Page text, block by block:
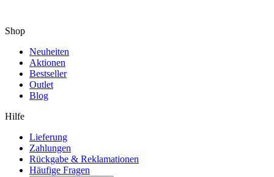
Shop
Neuheiten
Aktionen
Bestseller
Outlet
Blog
Hilfe
Lieferung
Zahlungen
Rückgabe & Reklamationen
Häufige Fragen